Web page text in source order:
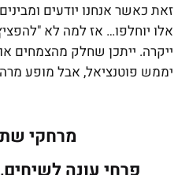
זאת כאשר אנחנו יודעים
אלו יוחלפו… אז למה לא
ייקרה. ייתכן שחלק מהצמחים
יממש פוטנציאל, אבל מופע
מרחקי